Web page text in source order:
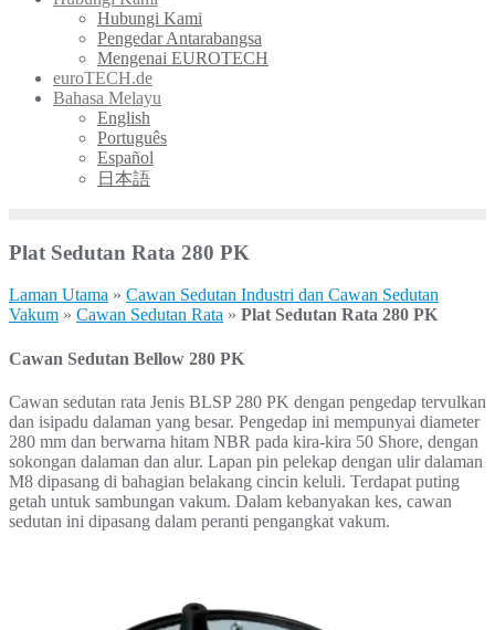
Hubungi Kami
Pengedar Antarabangsa
Mengenai EUROTECH
euroTECH.de
Bahasa Melayu
English
Português
Español
日本語
Plat Sedutan Rata 280 PK
Laman Utama » Cawan Sedutan Industri dan Cawan Sedutan
Vakum » Cawan Sedutan Rata » Plat Sedutan Rata 280 PK
Cawan Sedutan Bellow 280 PK
Cawan sedutan rata Jenis BLSP 280 PK dengan pengedap tervulkan
dan isipadu dalaman yang besar. Pengedap ini mempunyai diameter
280 mm dan berwarna hitam NBR pada kira-kira 50 Shore, dengan
sokongan dalaman dan alur. Lapan pin pelekap dengan ulir dalaman
M8 dipasang di bahagian belakang cincin keluli. Terdapat puting
getah untuk sambungan vakum. Dalam kebanyakan kes, cawan
sedutan ini dipasang dalam peranti pengangkat vakum.